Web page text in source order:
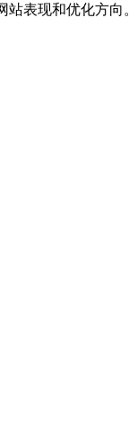
表现和优化方向。